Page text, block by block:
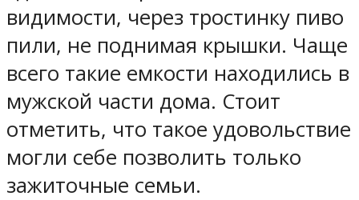
видимости, через тростинку пиво
пили, не поднимая крышки. Чаще
всего такие емкости находились в
мужской части дома. Стоит
отметить, что такое удовольствие
могли себе позволить только
зажиточные семьи.